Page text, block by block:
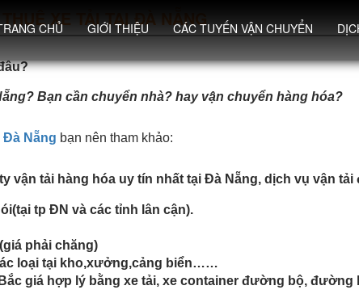
CHỦ GIỚI THIỆU CÁC TUYẾN VẬN CHUYỂN
XE TẢI TẠI ĐÀ NẴNG
Bạn cần chuyển nhà? hay vận chuyển hàng hóa?
Đà Nẵng bạn nên tham khảo:
vận tải hàng hóa uy tín nhất tại Đà Nẵng, dịch vụ vận tải
tp ĐN và các tỉnh lân cận).
phải chăng)
loại tại kho,xưởng,cảng biển……
giá hợp lý bằng xe tải, xe container đường bộ, đường